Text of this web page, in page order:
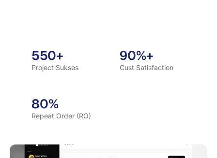
550+
Project Sukses
90%+
Cust Satisfaction
80%
Repeat Order (RO)